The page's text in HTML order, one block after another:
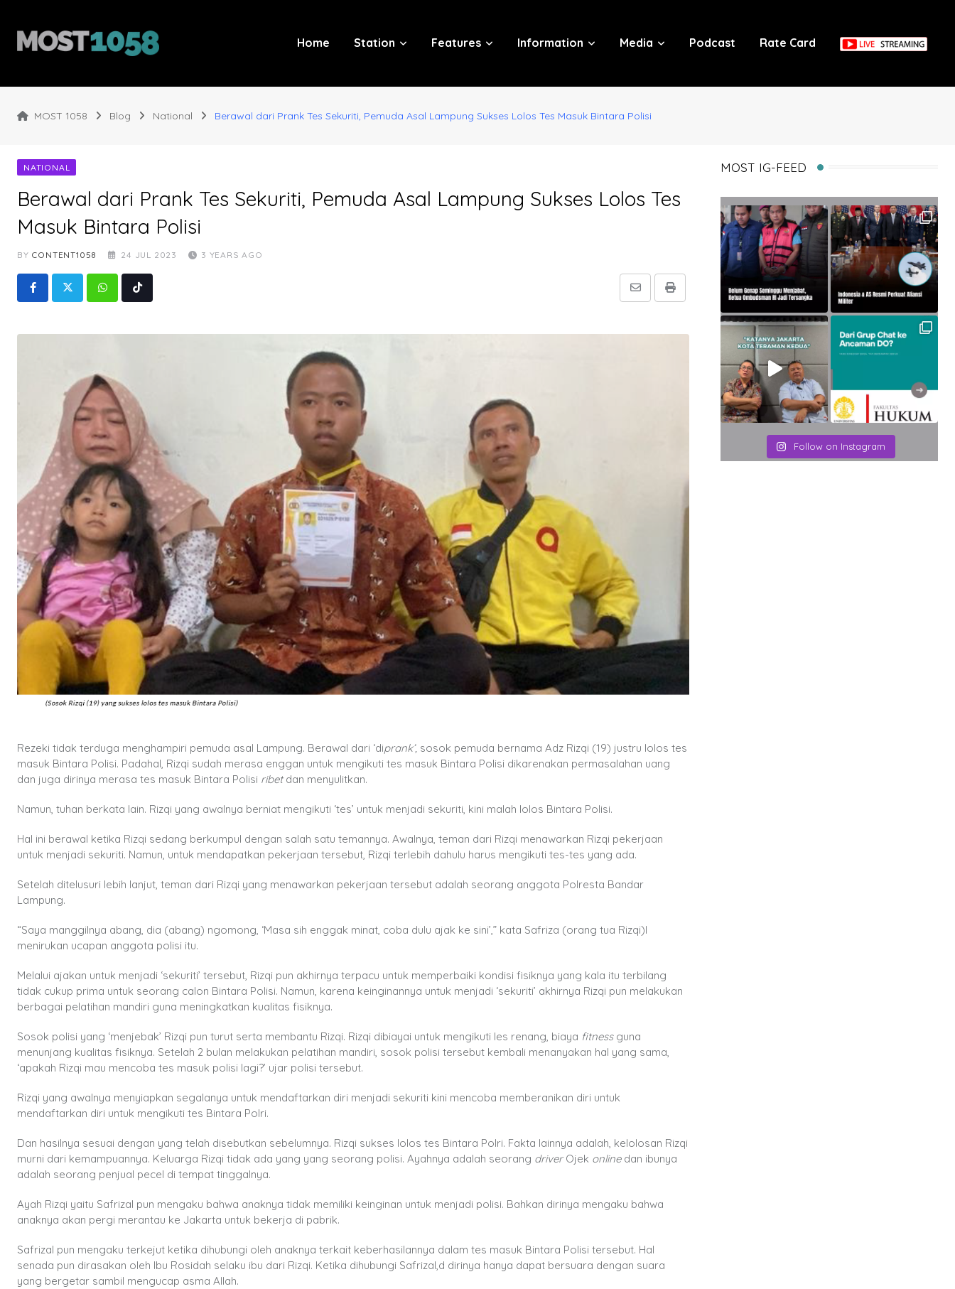
content
Home Station Features Information Media Podcast Rate Card
MOST 1058 Blog National Berawal dari Prank Tes Sekuriti, Pemuda Asal Lampung Sukses Lolos Tes Masuk Bintara Polisi
NATIONAL
Berawal dari Prank Tes Sekuriti, Pemuda Asal Lampung Sukses Lolos Tes
Masuk Bintara Polisi
BY CONTENT1058 24 JUL 2023 3 YEARS AGO
Whatsapp Print
Share
Tiktok
Rezeki tidak terduga menghampiri pemuda asal Lampung. Berawal dari ‘diprank’, sosok pemuda bernama Adz Rizqi (19) justru lolos tes
masuk Bintara Polisi. Padahal, Rizqi sudah merasa enggan untuk mengikuti tes masuk Bintara Polisi dikarenakan permasalahan uang
dan juga dirinya merasa tes masuk Bintara Polisi ribetdan menyulitkan.
Namun, tuhan berkata lain. Rizqi yang awalnya berniat mengikuti ‘tes’ untuk menjadi sekuriti, kini malah lolos Bintara Polisi.
Hal ini berawal ketika Rizqi sedang berkumpul dengan salah satu temannya. Awalnya, teman dari Rizqi menawarkan Rizqi pekerjaan
untuk menjadi sekuriti. Namun, untuk mendapatkan pekerjaan tersebut, Rizqi terlebih dahulu harus mengikuti tes-tes yang ada.
Setelah ditelusuri lebih lanjut, teman dari Rizqi yang menawarkan pekerjaan tersebut adalah seorang anggota Polresta Bandar
Lampung.
“Saya manggilnya abang, dia (abang) ngomong, ‘Masa sih enggak minat, coba dulu ajak ke sini’,” kata Safriza (orang tua Rizqi)l
menirukan ucapan anggota polisi itu.
Melalui ajakan untuk menjadi ‘sekuriti’ tersebut, Rizqi pun akhirnya terpacu untuk memperbaiki kondisi fisiknya yang kala itu terbilang
tidak cukup prima untuk seorang calon Bintara Polisi. Namun, karena keinginannya untuk menjadi ‘sekuriti’ akhirnya Rizqi pun melakukan
berbagai pelatihan mandiri guna meningkatkan kualitas fisiknya.
Sosok polisi yang ‘menjebak’ Rizqi pun turut serta membantu Rizqi. Rizqi dibiayai untuk mengikuti les renang, biaya fitness guna
menunjang kualitas fisiknya. Setelah 2 bulan melakukan pelatihan mandiri, sosok polisi tersebut kembali menanyakan hal yang sama,
‘apakah Rizqi mau mencoba tes masuk polisi lagi?’ ujar polisi tersebut.
Rizqi yang awalnya menyiapkan segalanya untuk mendaftarkan diri menjadi sekuriti kini mencoba memberanikan diri untuk
mendaftarkan diri untuk mengikuti tes Bintara Polri.
Dan hasilnya sesuai dengan yang telah disebutkan sebelumnya. Rizqi sukses lolos tes Bintara Polri. Fakta lainnya adalah, kelolosan Rizqi
murni dari kemampuannya. Keluarga Rizqi tidak ada yang yang seorang polisi. Ayahnya adalah seorang driverOjek online dan ibunya
adalah seorang penjual pecel di tempat tinggalnya.
Ayah Rizqi yaitu Safrizal pun mengaku bahwa anaknya tidak memiliki keinginan untuk menjadi polisi. Bahkan dirinya mengaku bahwa
anaknya akan pergi merantau ke Jakarta untuk bekerja di pabrik.
Safrizal pun mengaku terkejut ketika dihubungi oleh anaknya terkait keberhasilannya dalam tes masuk Bintara Polisi tersebut. Hal
senada pun dirasakan oleh Ibu Rosidah selaku ibu dari Rizqi. Ketika dihubungi Safrizal,d dirinya hanya dapat bersuara dengan suara
yang bergetar sambil mengucap asma Allah.
MOST IG-FEED
Follow on Instagram